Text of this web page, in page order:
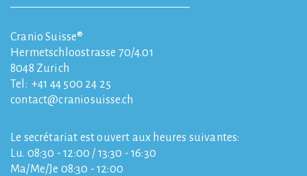
Cranio Suisse®
Hermetschloostrasse 70/4.01
8048 Zurich
Tel: +41 44 500 24 25
contact
craniosuisse.ch
Le secrétariat est ouvert aux heures suivantes:
Lu. 08:30 - 12:00 / 13:30 - 16:30
Ma/Me/Je 08:30 - 12:00